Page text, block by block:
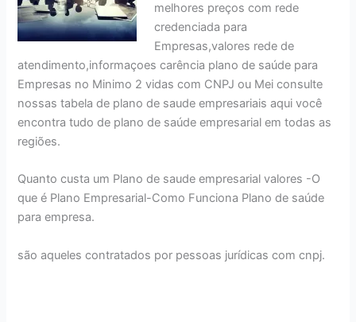
melhores preços com rede
credenciada para
Empresas,valores rede de
atendimento,informaçoes carência plano de saúde para
Empresas no Minimo 2 vidas com CNPJ ou Mei consulte
nossas tabela de plano de saude empresariais aqui você
encontra tudo de plano de saúde empresarial em todas as
regiões.
Quanto custa um Plano de saude empresarial valores -O
que é Plano Empresarial-Como Funciona Plano de saúde
para empresa.
são aqueles contratados por pessoas jurídicas com cnpj.